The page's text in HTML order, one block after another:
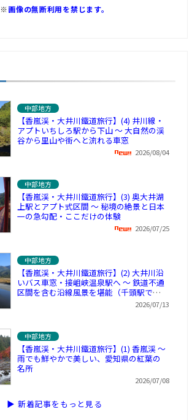
※画像の無断利用を禁じます。
中部地方
【香嵐渓・大井川鐵道旅行】(4) 井川線・
アプトいちしろ駅から下山 ～ 大自然の渓
谷から里山や街へと流れる車窓
2026/08/04
中部地方
【香嵐渓・大井川鐵道旅行】(3) 奥大井湖
上駅とアプト式区間 ～ 秘境の絶景と日本
一の急勾配・ここだけの体験
2026/07/25
中部地方
【香嵐渓・大井川鐵道旅行】(2) 大井川沿
いバス車窓・接岨峡温泉駅へ ～ 鉄道不通
区間を含む沿線風景を堪能（千頭駅で休
2026/07/13
中部地方
【香嵐渓・大井川鐵道旅行】(1) 香嵐渓 ～
雨でも鮮やかで美しい、愛知県の紅葉の
名所
2026/07/08
▶ 新着記事をもっと見る